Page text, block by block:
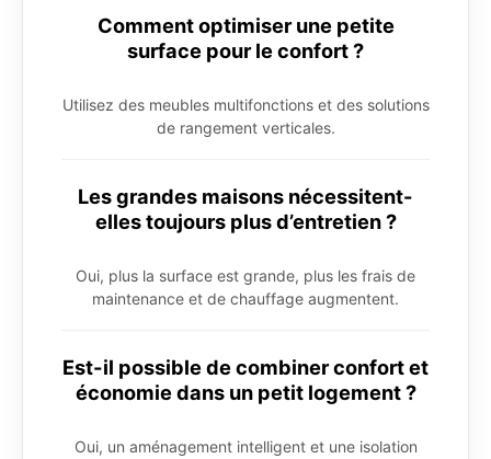
Comment optimiser une petite
surface pour le confort ?
Utilisez des meubles multifonctions et des solutions
de rangement verticales.
Les grandes maisons nécessitent-
elles toujours plus d’entretien ?
Oui, plus la surface est grande, plus les frais de
maintenance et de chauffage augmentent.
Est-il possible de combiner confort et
économie dans un petit logement ?
Oui, un aménagement intelligent et une isolation